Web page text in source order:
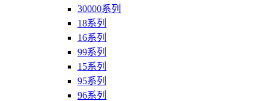
30000系列
18系列
16系列
99系列
15系列
95系列
96系列